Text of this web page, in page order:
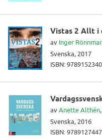
Vistas 2 Allt
av Inger
Svenska, 2017
ISBN:
avAnette Althén,
Svenska, 2016
ISBN: